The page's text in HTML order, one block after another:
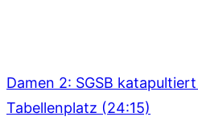
Damen 2: SGSB
Tabellenplatz (24:15)